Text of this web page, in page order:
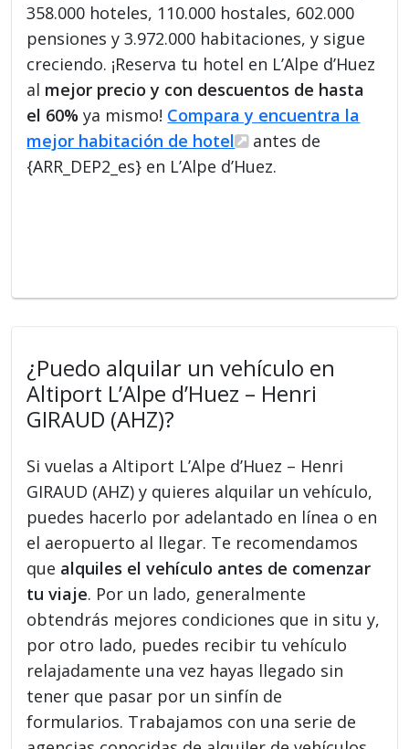
358.000 hoteles, 110.000 hostales, 602.000
pensiones y 3.972.000 habitaciones, y sigue
creciendo. ¡Reserva tu hotel en L’Alpe d’Huez
al mejor precio y con descuentos de hasta
el 60% ya mismo! Compara y encuentra la
mejor habitación de hotel
antes de
{ARR_DEP2_es} en L’Alpe d’Huez.
¿Puedo alquilar un vehículo en
Altiport L’Alpe d’Huez – Henri
GIRAUD (AHZ)?
Si vuelas a Altiport L’Alpe d’Huez – Henri
GIRAUD (AHZ) y quieres alquilar un vehículo,
puedes hacerlo por adelantado en línea o en
el aeropuerto al llegar. Te recomendamos
que alquiles el vehículo antes de comenzar
tu viaje. Por un lado, generalmente
obtendrás mejores condiciones que in situ y,
por otro lado, puedes recibir tu vehículo
relajadamente una vez hayas llegado sin
tener que pasar por un sinfín de
formularios. Trabajamos con una serie de